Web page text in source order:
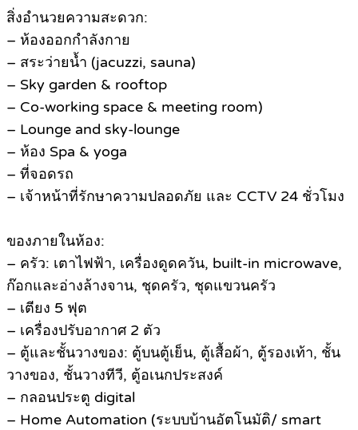
สิ่งอำนวยความสะดวก:
– ห้องออกกำลังกาย
– สระว่ายน้ำ (jacuzzi, sauna)
– Sky garden & rooftop
– Co-working space & meeting room)
– Lounge and sky-lounge
– ห้อง Spa & yoga
– ที่จอดรถ
– เจ้าหน้าที่รักษาความปลอดภัย และ CCTV 24 ชั่วโมง
ของภายในห้อง:
– ครัว: เตาไฟฟ้า, เครื่องดูดควัน, built-in microwave,
ก๊อกและอ่างล้างจาน, ชุดครัว, ชุดแขวนครัว
– เตียง 5 ฟุต
– เครื่องปรับอากาศ 2 ตัว
– ตู้และชั้นวางของ: ตู้บนตู้เย็น, ตู้เสื้อผ้า, ตู้รองเท้า, ชั้น
วางของ, ชั้นวางทีวี, ตู้อเนกประสงค์
– กลอนประตู digital
– Home Automation (ระบบบ้านอัตโนมัติ/ smart